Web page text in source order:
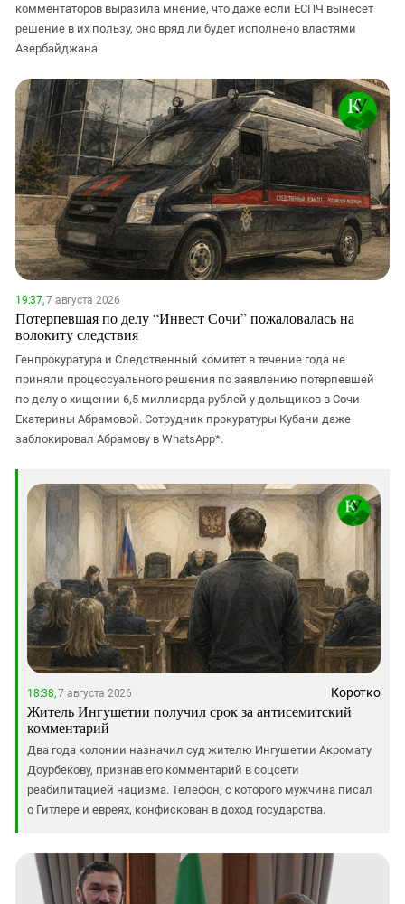
комментаторов выразила мнение, что даже если ЕСПЧ вынесет
решение в их пользу, оно вряд ли будет исполнено властями
Азербайджана.
19:37,7 августа 2026
Потерпевшая по делу “Инвест Сочи” пожаловалась на
волокиту следствия
Генпрокуратура и Следственный комитет в течение года не
приняли процессуального решения по заявлению потерпевшей
по делу о хищении 6,5 миллиарда рублей у дольщиков в Сочи
Екатерины Абрамовой. Сотрудник прокуратуры Кубани даже
заблокировал Абрамову в WhatsApp*.
18:38,7 августа 2026 Коротко
Житель Ингушетии получил срок за антисемитский
комментарий
Два года колонии назначил суд жителю Ингушетии Акромату
Доурбекову, признав его комментарий в соцсети
реабилитацией нацизма. Телефон, с которого мужчина писал
о Гитлере и евреях, конфискован в доход государства.